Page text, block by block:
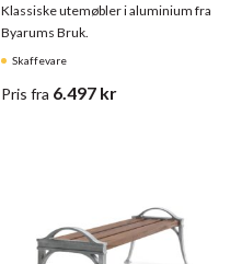
Skaffevare
Klassiske utemøbler i aluminium fra
Byarums Bruk.
Pris fra 6.497 kr